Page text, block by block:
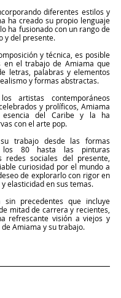
diferentes estilos y
ha creado su propio lenguaje
ha fusionado con un rango de
y del presente.
y técnica, es posible
en el trabajo de Amiama que
letras, palabras y elementos
y formas abstractas.
artistas contemporáneos
y prolíficos, Amiama
del Caribe y la ha
con el arte pop.
trabajo desde las formas
los 80 hasta las pinturas
redes sociales del presente,
curiosidad por el mundo a
de explorarlo con rigor en
elasticidad en sus temas.
sin precedentes que incluye
mitad de carrera y recientes,
refrescante visión a viejos y
Amiama y su trabajo.